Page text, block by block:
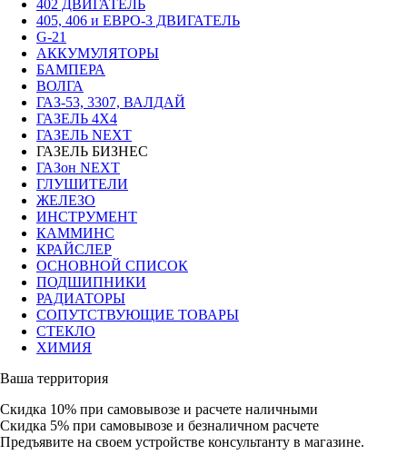
402 ДВИГАТЕЛЬ
405, 406 и ЕВРО-3 ДВИГАТЕЛЬ
G-21
АККУМУЛЯТОРЫ
БАМПЕРА
ВОЛГА
ГАЗ-53, 3307, ВАЛДАЙ
ГАЗЕЛЬ 4Х4
ГАЗЕЛЬ NEXT
ГАЗЕЛЬ БИЗНЕС
ГАЗон NEXT
ГЛУШИТЕЛИ
ЖЕЛЕЗО
ИНСТРУМЕНТ
КАММИНС
КРАЙСЛЕР
ОСНОВНОЙ СПИСОК
ПОДШИПНИКИ
РАДИАТОРЫ
СОПУТСТВУЮЩИЕ ТОВАРЫ
СТЕКЛО
ХИМИЯ
Ваша территория
Скидка 10% при самовывозе и расчете наличными
Скидка 5% при самовывозе и безналичном расчете
Предъявите на своем устройстве консультанту в магазине.